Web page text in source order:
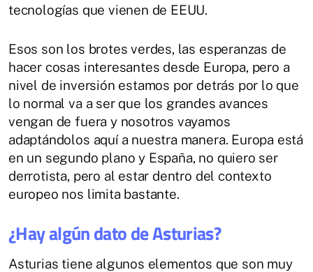
tecnologías que vienen de EEUU.
Esos son los brotes verdes, las esperanzas de
hacer cosas interesantes desde Europa, pero a
nivel de inversión estamos por detrás por lo que
lo normal va a ser que los grandes avances
vengan de fuera y nosotros vayamos
adaptándolos aquí a nuestra manera. Europa está
en un segundo plano y España, no quiero ser
derrotista, pero al estar dentro del contexto
europeo nos limita bastante.
¿Hay algún dato de Asturias?
Asturias tiene algunos elementos que son muy